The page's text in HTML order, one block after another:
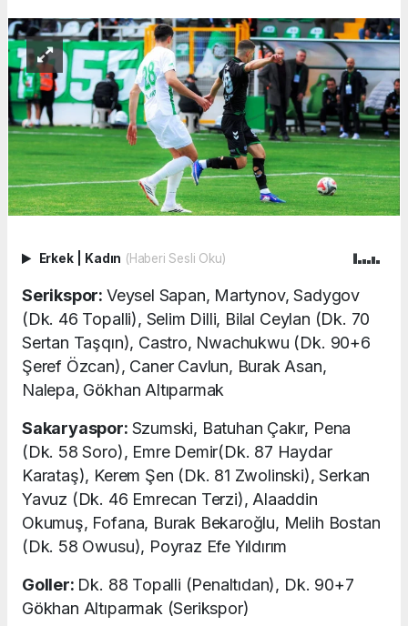
Erkek Kadın (Haberi Sesli Oku)
Serikspor: Veysel Sapan, Martynov, Sadygov
(Dk. 46 Topalli), Selim Dilli, Bilal Ceylan (Dk. 70
Sertan Taşqın), Castro, Nwachukwu (Dk. 90+6
Şeref Özcan), Caner Cavlun, Burak Asan,
Nalepa, Gökhan Altıparmak
Sakaryaspor: Szumski, Batuhan Çakır, Pena
(Dk. 58 Soro), Emre Demir(Dk. 87 Haydar
Karataş), Kerem Şen (Dk. 81 Zwolinski), Serkan
Yavuz (Dk. 46 Emrecan Terzi), Alaaddin
Okumuş, Fofana, Burak Bekaroğlu, Melih Bostan
(Dk. 58 Owusu), Poyraz Efe Yıldırım
Goller: Dk. 88 Topalli (Penaltıdan), Dk. 90+7
Gökhan Altıparmak (Serikspor)